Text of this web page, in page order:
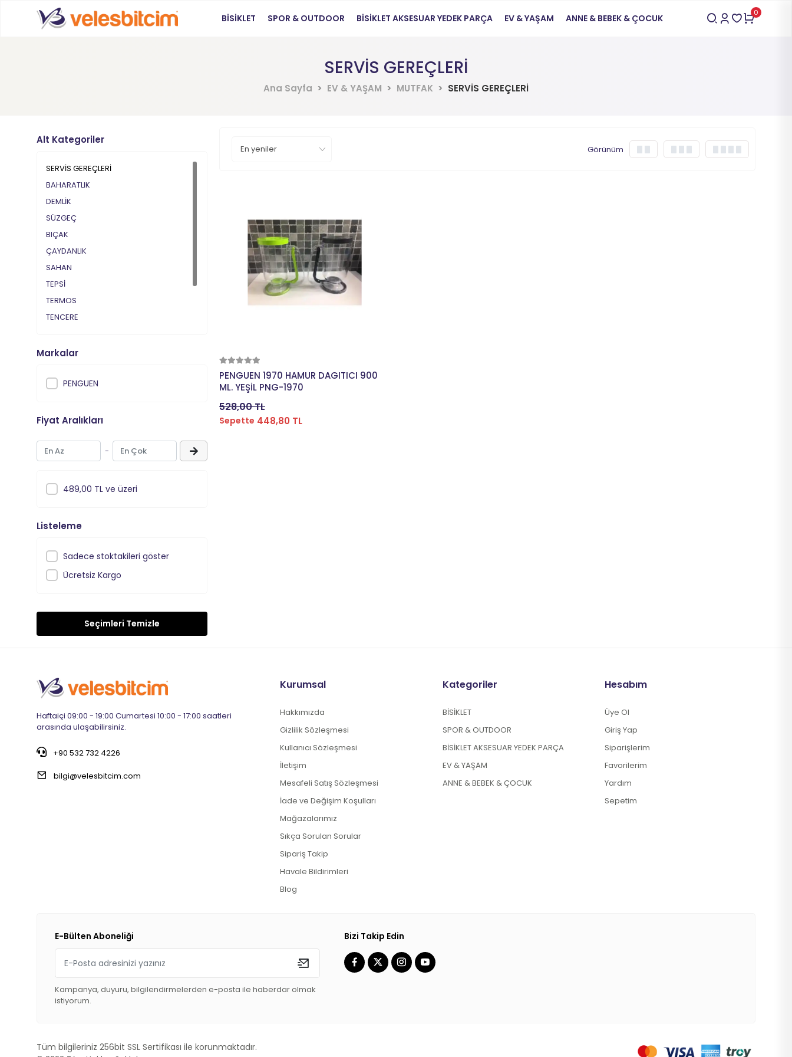
BİSİKLET SPOR & OUTDOOR BİSİKLET AKSESUAR YEDEK PARÇA EV & YAŞAM ANNE & BEBEK & ÇOCUK 0
SERVİS GEREÇLERİ
Ana Sayfa EV & YAŞAM MUTFAK SERVİS GEREÇLERİ
Alt Kategoriler
SERVİS GEREÇLERİ
BAHARATLIK
DEMLİK
SÜZGEÇ
BIÇAK
ÇAYDANLIK
SAHAN
TEPSİ
TERMOS
TENCERE
RENDE
Markalar
PENGUEN
Fiyat Aralıkları
-
489,00 TL ve üzeri
Listeleme
Sadece stoktakileri göster
Ücretsiz Kargo
Seçimleri Temizle
Görünüm
PENGUEN 1970 HAMUR DAGITICI 900
ML. YEŞİL PNG-1970
528,00 TL
Sepette 448,80 TL
Haftaiçi 09:00 - 19:00 Cumartesi 10:00 - 17:00 saatleri
arasında ulaşabilirsiniz.
+90 532 732 4226
bilgi@velesbitcim.com
Kurumsal
Hakkımızda
Gizlilik Sözleşmesi
Kullanıcı Sözleşmesi
İletişim
Mesafeli Satış Sözleşmesi
İade ve Değişim Koşulları
Mağazalarımız
Sıkça Sorulan Sorular
Sipariş Takip
Havale Bildirimleri
Blog
Kategoriler
BİSİKLET
SPOR & OUTDOOR
BİSİKLET AKSESUAR YEDEK PARÇA
EV & YAŞAM
ANNE & BEBEK & ÇOCUK
Hesabım
Üye Ol
Giriş Yap
Siparişlerim
Favorilerim
Yardım
Sepetim
E-Bülten Aboneliği
Kampanya, duyuru, bilgilendirmelerden e-posta ile haberdar olmak
istiyorum.
Bizi Takip Edin
Tüm bilgileriniz 256bit SSL Sertifikası ile korunmaktadır.